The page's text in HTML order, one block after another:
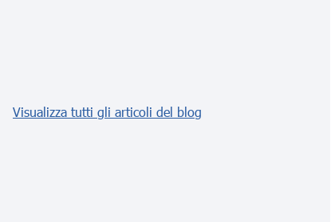
Visualizza tutti gli articoli del blog